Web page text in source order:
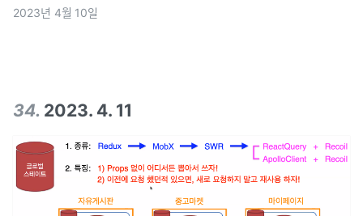
서비스의 검색은 어떻게 이루어질까? Browser에서
2023년 4월 10일
34. 2023. 4. 11